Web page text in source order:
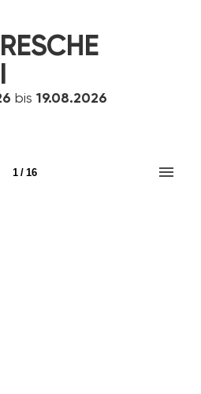
bis 19.08.2026